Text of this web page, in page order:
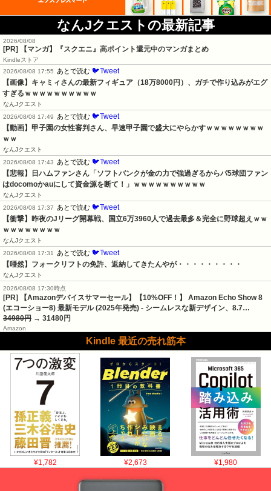
なんJクエストの最新記事
2026/08/08
[PR] 【マンガ】『スクエニ』高ポイント還元中のマンガまとめ
Kindleストア
2026/08/08 17:55
あとで読む 🐦Tweet
【画像】キャミィさんの最新フィギュア（18万8000円）、ガチで作り込みがエグ
すぎるｗｗｗｗｗｗｗｗｗｗ
なんJクエスト
2026/08/08 17:49
あとで読む 🐦Tweet
【動画】甲子園の女性審判さん、早速甲子園で盛大にやらかすｗｗｗｗｗｗｗｗ
ｗｗ
なんJクエスト
2026/08/08 17:43
あとで読む 🐦Tweet
【悲報】日ハムファンさん「ソフトバンクが金の力で強過ぎるからパ5球団ファン
はdocomoかauにして資金源を断て！」ｗｗｗｗｗｗｗｗｗｗ
なんJクエスト
2026/08/08 17:37
あとで読む 🐦Tweet
【衝撃】昨夜のJリーグ開幕戦、国立6万3960人で過去最多＆完全に野球超えｗｗ
ｗｗｗｗｗｗｗｗ
なんJクエスト
2026/08/08 17:31
あとで読む 🐦Tweet
【唖然】フォークリフトの免許、返納してきたんやが・・・・・・・・・
なんJクエスト
2026/08/08 17:30時点
[PR] 【Amazonデバイスサマーセール】【10%OFF！】 Amazon Echo Show 8
(エコーショー8) 最新モデル (2025年発売) - シームレスな新デザイン、8.7…
34980円 → 31480円
Amazon
Kindle 最近の売れ筋本
¥1,782 ¥2,673 ¥1,980